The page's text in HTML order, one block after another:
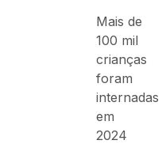
Mais de
100 mil
crianças
foram
internadas
em
2024